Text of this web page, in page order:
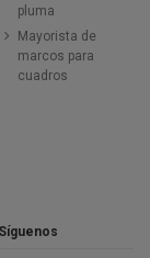
pluma
Mayorista de
marcos para
cuadros
Síguenos